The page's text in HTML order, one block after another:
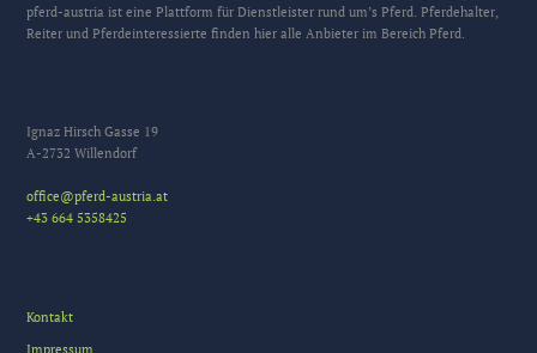
pferd-austria ist eine Plattform für Dienstleister rund um’s Pferd. Pferdehalter,
Reiter und Pferdeinteressierte finden hier alle Anbieter im Bereich Pferd.
Ignaz Hirsch Gasse 19
A-2732 Willendorf
office@pferd-austria.at
+43 664 5358425
Kontakt
Impressum